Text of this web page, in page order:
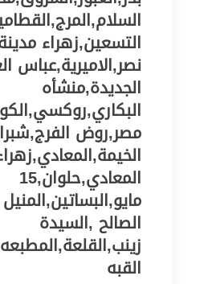
التسعين,زهراء
نصر,الاميرية,عباس
الجديدة,منشأه
مصر,روض الفرج,شبرا
المعادي,حلوان,15
الصالح ,السيدة
القبه